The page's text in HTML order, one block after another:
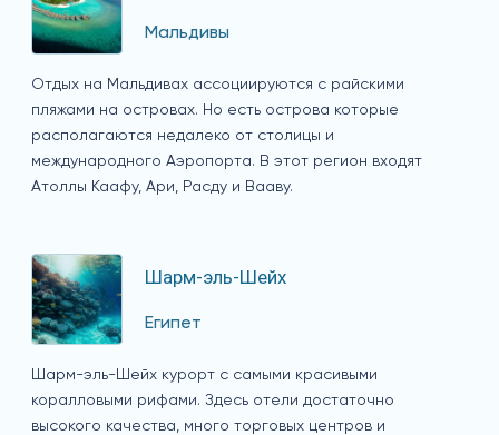
Мальдивы
Отдых на Мальдивах ассоциируются с райскими
пляжами на островах. Но есть острова которые
располагаются недалеко от столицы и
международного Аэропорта. В этот регион входят
Атоллы Каафу, Ари, Расду и Вааву.
Шарм-эль-Шейх
Египет
Шарм-эль-Шейх курорт с самыми красивыми
коралловыми рифами. Здесь отели достаточно
высокого качества, много торговых центров и